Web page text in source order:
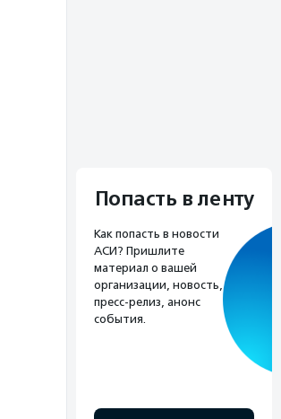
Попасть в ленту
Как попасть в новости
АСИ? Пришлите
материал о вашей
организации, новость,
пресс-релиз, анонс
события.